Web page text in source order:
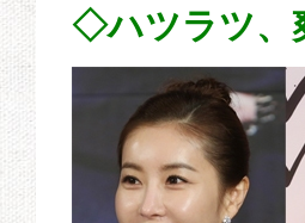
◇ハツラツ、